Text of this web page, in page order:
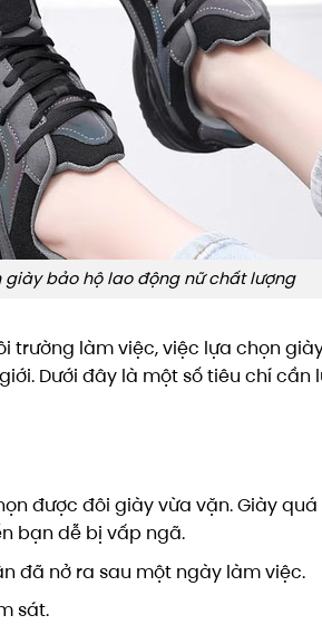
giày bảo hộ lao động nữ chất lượng
trường làm việc, việc lựa chọn
Dưới đây là một số tiêu chí cần
được đôi giày vừa vặn. Giày
bạn dễ bị vấp ngã.
đã nở ra sau một ngày làm việc.
sát.